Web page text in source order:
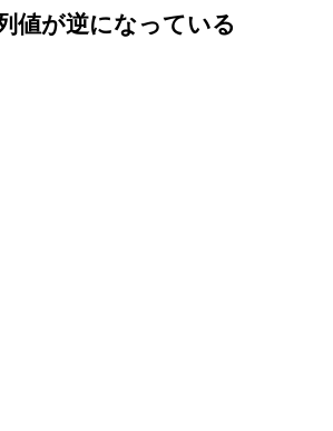
値が逆になっている